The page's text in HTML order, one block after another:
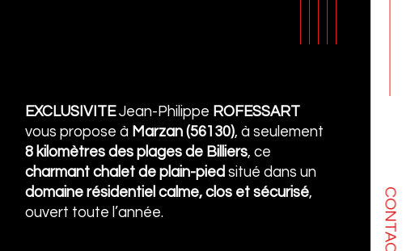
CONTACT
Caractéristiques Valeurs
Nombre de chambre(s)
EXCLUSIVITE Jean-Philippe ROFESSART
vous propose à Marzan (56130), à seulement
8 kilomètres des plages de Billiers, ce
charmant chalet de plain-pied situé dans un
domaine résidentiel calme, clos et sécurisé,
ouvert toute l’année.